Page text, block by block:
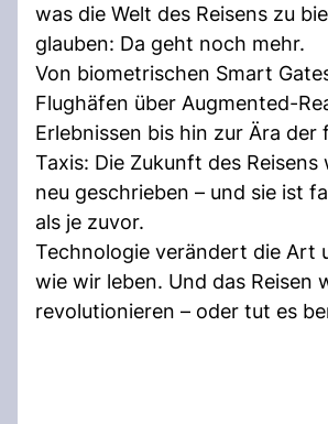
was die Welt des Reisens zu
glauben: Da geht noch mehr.
Von biometrischen Smart
Flughäfen über Augmented-
Erlebnissen bis hin zur Ära der
Taxis: Die Zukunft des Reisens
neu geschrieben – und sie ist
als je zuvor.
Technologie verändert die Art
wie wir leben. Und das Reisen
revolutionieren – oder tut es